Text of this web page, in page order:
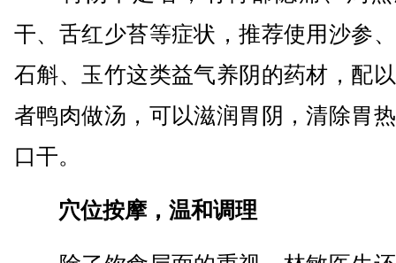
干、舌红少苔等症状，推荐使用沙参
石斛、玉竹这类益气养阴的药材，配
者鸭肉做汤，可以滋润胃阴，清除胃
口干。
穴位按摩，温和调理